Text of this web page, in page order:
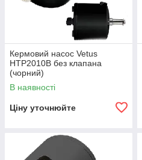
Кермовий насос Vetus
HTP2010B без клапана
(чорний)
В наявності
Ціну уточнюйте